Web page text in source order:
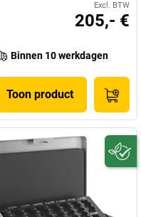
Excl. BTW
205,- €
Binnen 10 werkdagen
Toon product